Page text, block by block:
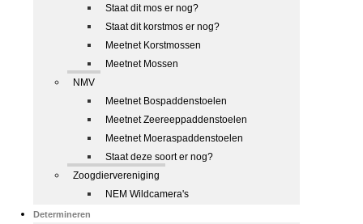
Staat dit mos er nog?
Staat dit korstmos er nog?
Meetnet Korstmossen
Meetnet Mossen
NMV
Meetnet Bospaddenstoelen
Meetnet Zeereeppaddenstoelen
Meetnet Moeraspaddenstoelen
Staat deze soort er nog?
Zoogdiervereniging
NEM Wildcamera's
Determineren